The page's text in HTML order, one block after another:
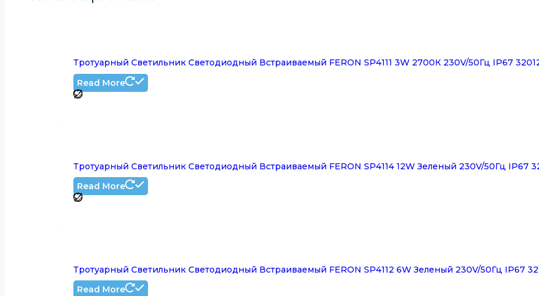
Тротуарный Светильник Светодиодный Встраиваемый FERON SP4111 3W 2700К 230V/50Гц IP67
Read More
Тротуарный Светильник Светодиодный Встраиваемый FERON SP4114 12W Зеленый 230V/50Гц IP67
Read More
Тротуарный Светильник Светодиодный Встраиваемый FERON SP4112 6W Зеленый 230V/50Гц IP67
Read More